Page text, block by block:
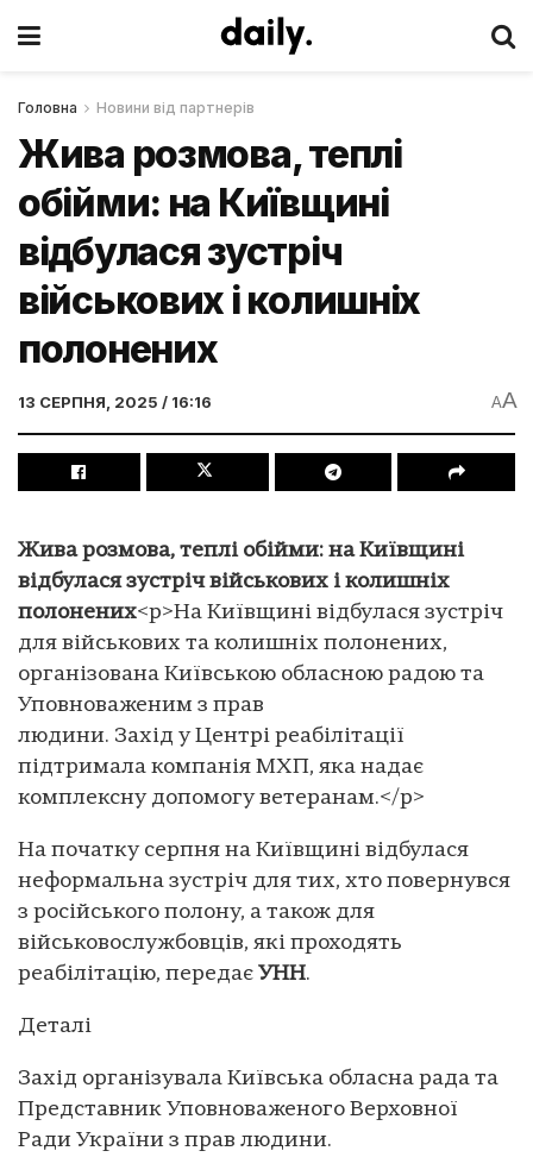
Головна Новини від партнерів
Жива розмова, теплі
обійми: на Київщині
відбулася зустріч
військових і колишніх
полонених
13 СЕРПНЯ, 2025 / 16:16 AA
Жива розмова, теплі обійми: на Київщині
відбулася зустріч військових і колишніх
полонених<p>На Київщині відбулася зустріч
для військових та колишніх полонених,
організована Київською обласною радою та
Уповноваженим з прав
людини. Захід у Центрі реабілітації
підтримала компанія МХП, яка надає
комплексну допомогу ветеранам.</p>
На початку серпня на Київщині відбулася
неформальна зустріч для тих, хто повернувся
з російського полону, а також для
військовослужбовців, які проходять
реабілітацію, передає УНН.
Деталі
Захід організувала Київська обласна рада та
Представник Уповноваженого Верховної
Ради України з прав людини.